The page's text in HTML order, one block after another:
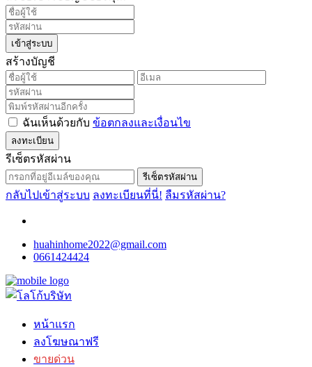
เข้าสู่ระบบ
สร้างบัญชี
ฉันเห็นด้วยกับ ข้อตกลงและเงื่อนไข
ลงทะเบียน
รีเซ็ตรหัสผ่าน
รีเซ็ตรหัสผ่าน
กลับไปเข้าสู่ระบบ ลงทะเบียนที่นี่! ลืมรหัสผ่าน?
huahinhome2022@gmail.com
0661424424
หน้าแรก
ลงโฆษณาฟรี
ขายด่วน